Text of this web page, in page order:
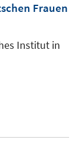
Frauen
Institut in